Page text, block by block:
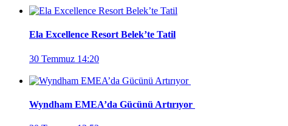
Ela Excellence Resort Belek’te Tatil
30 Temmuz 14:20
Wyndham EMEA’da Gücünü Artırıyor